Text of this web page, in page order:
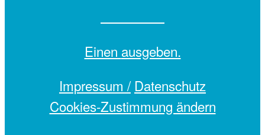
Einen ausgeben.
Impressum / Datenschutz
Cookies-Zustimmung ändern